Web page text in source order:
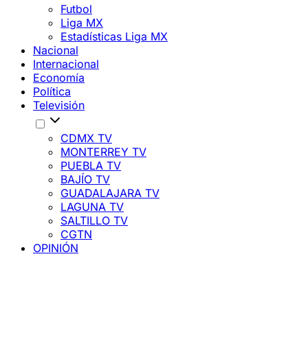
Futbol
Liga MX
Estadísticas Liga MX
Nacional
Internacional
Economía
Política
Televisión
CDMX TV
MONTERREY TV
PUEBLA TV
BAJÍO TV
GUADALAJARA TV
LAGUNA TV
SALTILLO TV
CGTN
OPINIÓN